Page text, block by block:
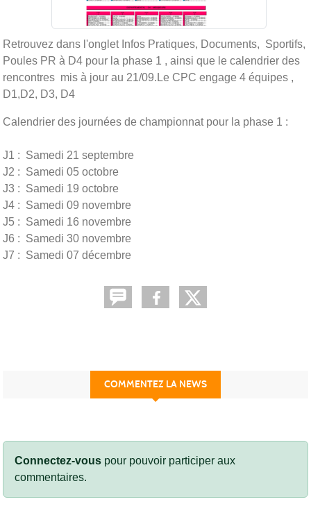
Retrouvez dans l'onglet Infos Pratiques, Documents, Sportifs,
Poules PR à D4 pour la phase 1 , ainsi que le calendrier des
rencontres mis à jour au 21/09.Le CPC engage 4 équipes ,
D1,D2, D3, D4
Calendrier des journées de championnat pour la phase 1 :
J1 : Samedi 21 septembre
J2 : Samedi 05 octobre
J3 : Samedi 19 octobre
J4 : Samedi 09 novembre
J5 : Samedi 16 novembre
J6 : Samedi 30 novembre
J7 : Samedi 07 décembre
COMMENTEZ LA NEWS
Connectez-vous pour pouvoir participer aux
commentaires.